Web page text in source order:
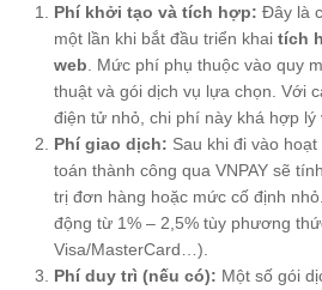
Phí khởi tạo và tích hợp: Đây là
một lần khi bắt đầu triển khai tích
web . Mức phí phụ thuộc vào quy
thuật và gói dịch vụ lựa chọn. Với
điện tử nhỏ, chi phí này khá hợp lý
Phí giao dịch: Sau khi đi vào
toán thành công qua VNPAY sẽ
trị đơn hàng hoặc mức cố định
động từ 1% – 2,5% tùy phương
Visa/MasterCard…).
Phí duy trì (nếu có): Một số gói